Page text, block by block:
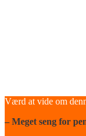
Værd at vide om
– Meget seng for